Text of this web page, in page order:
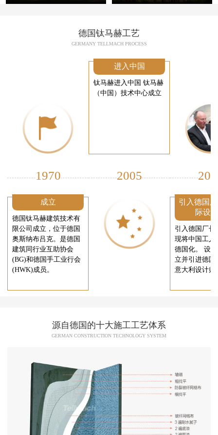
德国钛马赫工艺
GERMANY TELLMACH PROCESS
成立
德国钛马赫建筑技术有
限公司成立，位于德国
奥斯纳布吕克。是德国
建筑同行业互助协会
(BG)和德国手工业行会
(HWK)成员。
1970
进入中国
钛马赫进入中国 钛马赫
（中国）技术中心成立
2005
引入德国
际设
引入德国厂长
现将中国工人
德国化。 设
立并引进德国
意大利设计师
源自德国的十大施工工艺体系
GERMAN CONSTRUCTION TECHNOLOGY SYSTEM